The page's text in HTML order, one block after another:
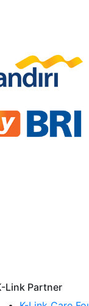
Link Partner